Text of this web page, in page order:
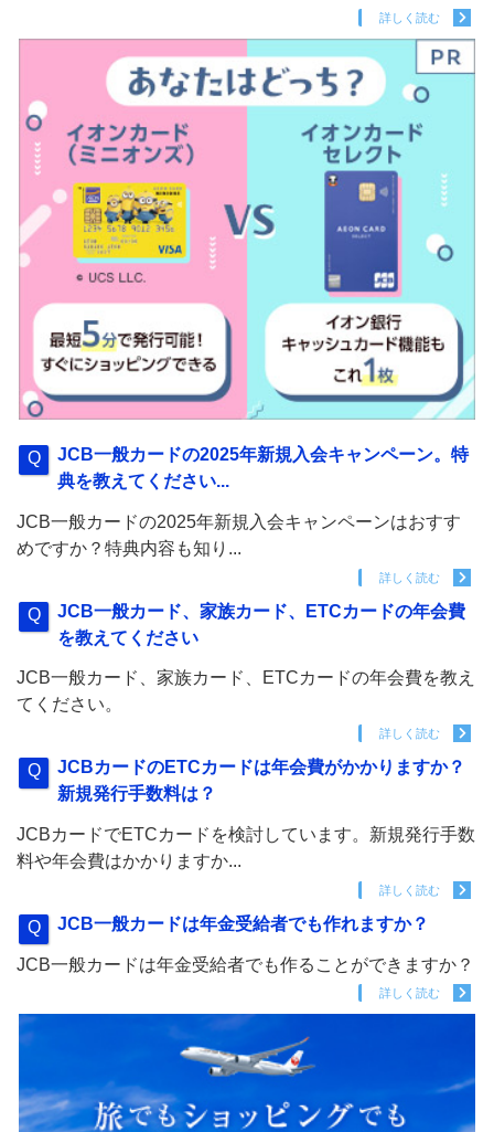
詳しく読む
JCB一般カードの2025年新規入会キャンペーン。特
典を教えてください...
JCB一般カードの2025年新規入会キャンペーンはおすす
めですか？特典内容も知り...
詳しく読む
JCB一般カード、家族カード、ETCカードの年会費
を教えてください
JCB一般カード、家族カード、ETCカードの年会費を教え
てください。
詳しく読む
JCBカードのETCカードは年会費がかかりますか？
新規発行手数料は？
JCBカードでETCカードを検討しています。新規発行手数
料や年会費はかかりますか...
詳しく読む
JCB一般カードは年金受給者でも作れますか？
JCB一般カードは年金受給者でも作ることができますか？
詳しく読む